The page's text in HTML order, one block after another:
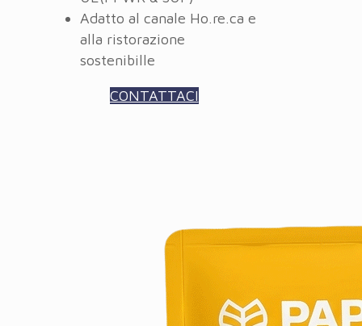
Adatto al canale Ho.re.ca e
alla ristorazione
sostenibille
CONTATTACI